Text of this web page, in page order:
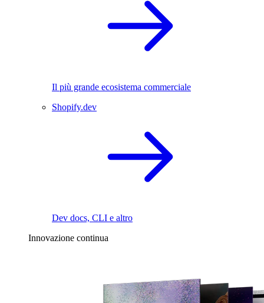
Il più grande ecosistema commerciale
Shopify.dev
Dev docs, CLI e altro
Innovazione continua